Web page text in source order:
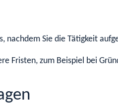
nachdem Sie die Tätigkeit
Fristen, zum Beispiel bei